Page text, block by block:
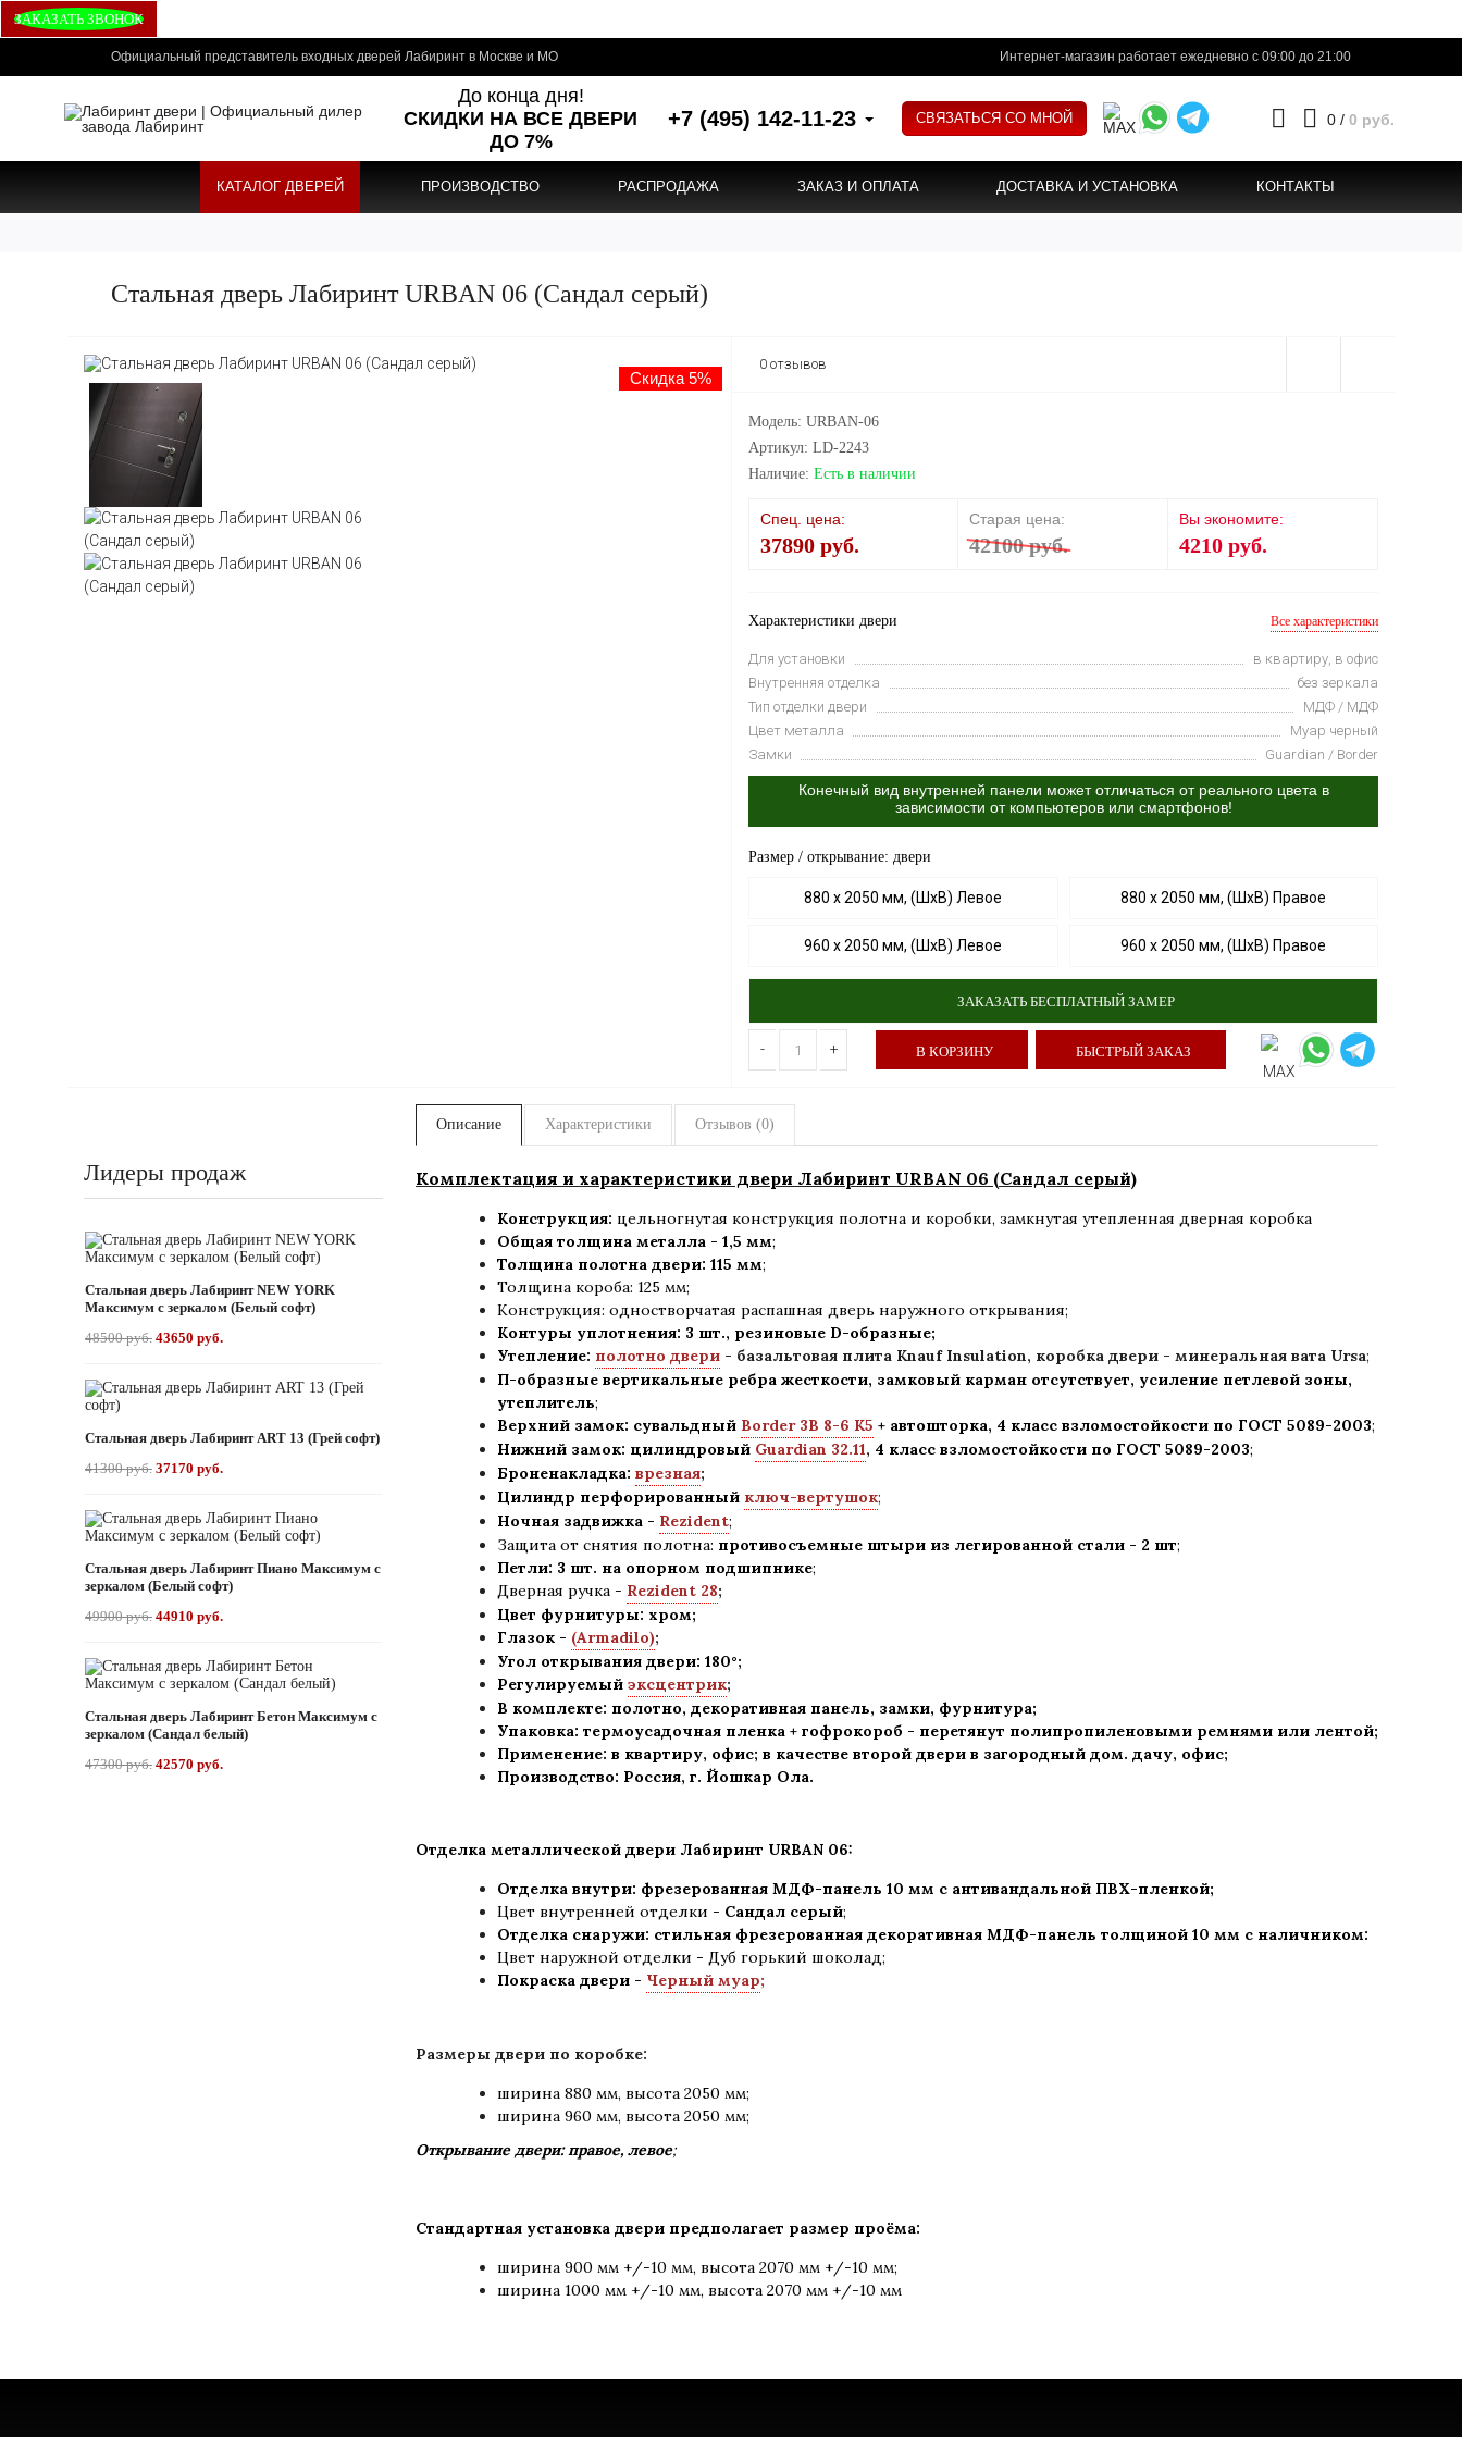
ЗАКАЗАТЬ ЗВОНОК
Официальный представитель входных дверей Лабиринт в Москве и МО Интернет-магазин работает ежедневно с 09:00 до 21:00
До конца дня!
СКИДКИ НА ВСЕ ДВЕРИ
ДО 7%
+7 (495) 142-11-23 СВЯЗАТЬСЯ СО МНОЙ 0 / 0 руб.
КАТАЛОГ ДВЕРЕЙ ПРОИЗВОДСТВО РАСПРОДАЖА ЗАКАЗ И ОПЛАТА ДОСТАВКА И УСТАНОВКА КОНТАКТЫ
Стальная дверь Лабиринт URBAN 06 (Сандал серый)
Скидка 5%
0 отзывов
Модель: URBAN-06
Артикул: LD-2243
Наличие: Есть в наличии
Спец. цена:
37890 руб.
Старая цена:
42100 руб.
Вы экономите:
4210 руб.
Характеристики двери Все характеристики
Для установки
в квартиру, в офис
Внутренняя отделка
без зеркала
Тип отделки двери
МДФ / МДФ
Цвет металла
Муар черный
Замки
Guardian / Border
Конечный вид внутренней панели может отличаться от реального цвета в
зависимости от компьютеров или смартфонов!
Размер / открывание: двери
880 х 2050 мм, (ШхВ) Левое 880 х 2050 мм, (ШхВ) Правое
960 х 2050 мм, (ШхВ) Левое 960 х 2050 мм, (ШхВ) Правое
ЗАКАЗАТЬ БЕСПЛАТНЫЙ ЗАМЕР
- + В КОРЗИНУ БЫСТРЫЙ ЗАКАЗ
Лидеры продаж
Стальная дверь Лабиринт NEW YORK
Максимум с зеркалом (Белый софт)
48500 руб. 43650 руб.
Стальная дверь Лабиринт ART 13 (Грей софт)
41300 руб. 37170 руб.
Стальная дверь Лабиринт Пиано Максимум с
зеркалом (Белый софт)
49900 руб. 44910 руб.
Стальная дверь Лабиринт Бетон Максимум с
зеркалом (Сандал белый)
47300 руб. 42570 руб.
Описание Характеристики Отзывов (0)
Комплектация и характеристики двери Лабиринт URBAN 06 (Сандал серый)
Конструкция: цельногнутая конструкция полотна и коробки, замкнутая утепленная дверная коробка
Общая толщина металла - 1,5 мм;
Толщина полотна двери: 115 мм;
Толщина короба: 125 мм;
Конструкция: одностворчатая распашная дверь наружного открывания;
Контуры уплотнения: 3 шт., резиновые D-образные;
Утепление: полотно двери - базальтовая плита Knauf Insulation, коробка двери - минеральная вата Ursa;
П-образные вертикальные ребра жесткости, замковый карман отсутствует, усиление петлевой зоны,
утеплитель;
Верхний замок: сувальдный Border 3B 8-6 K5 + автошторка, 4 класс взломостойкости по ГОСТ 5089-2003;
Нижний замок: цилиндровый Guardian 32.11, 4 класс взломостойкости по ГОСТ 5089-2003;
Броненакладка: врезная;
Цилиндр перфорированный ключ-вертушок;
Ночная задвижка - Rezident;
Защита от снятия полотна: противосъемные штыри из легированной стали - 2 шт;
Петли: 3 шт. на опорном подшипнике;
Дверная ручка - Rezident 28;
Цвет фурнитуры: хром;
Глазок - (Armadilo);
Угол открывания двери: 180°;
Регулируемый эксцентрик;
В комплекте: полотно, декоративная панель, замки, фурнитура;
Упаковка: термоусадочная пленка + гофрокороб - перетянут полипропиленовыми ремнями или лентой;
Применение: в квартиру, офис; в качестве второй двери в загородный дом. дачу, офис;
Производство: Россия, г. Йошкар Ола.
Отделка металлической двери Лабиринт URBAN 06:
Отделка внутри: фрезерованная МДФ-панель 10 мм с антивандальной ПВХ-пленкой;
Цвет внутренней отделки - Сандал серый;
Отделка снаружи: стильная фрезерованная декоративная МДФ-панель толщиной 10 мм с наличником:
Цвет наружной отделки - Дуб горький шоколад;
Покраска двери - Черный муар;
Размеры двери по коробке:
ширина 880 мм, высота 2050 мм;
ширина 960 мм, высота 2050 мм;
Открывание двери: правое, левое;
Стандартная установка двери предполагает размер проёма:
ширина 900 мм +/-10 мм, высота 2070 мм +/-10 мм;
ширина 1000 мм +/-10 мм, высота 2070 мм +/-10 мм